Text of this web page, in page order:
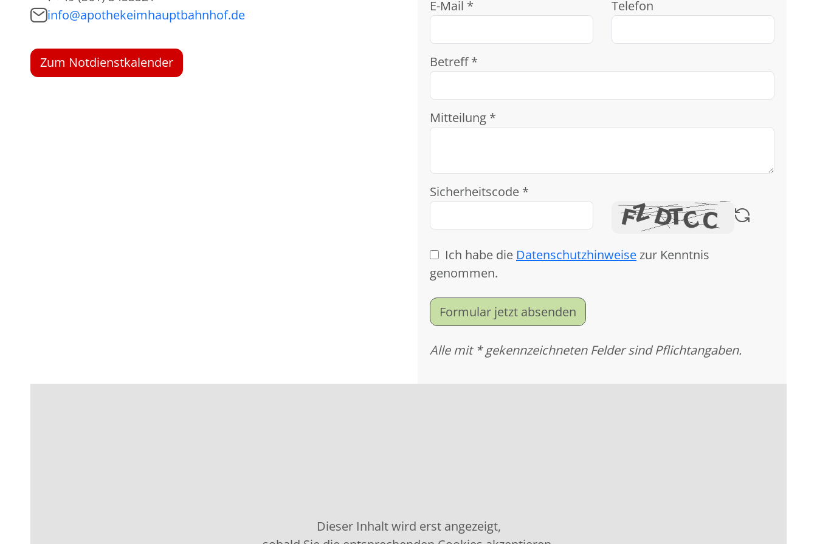
info@apothekeimhauptbahnhof.de
Zum Notdienstkalender
E-Mail * Telefon
Betreff *
Mitteilung *
Sicherheitscode *
Ich habe die Datenschutzhinweisezur Kenntnis
genommen.
Formular jetzt absenden
Alle mit * gekennzeichneten Felder sind Pflichtangaben.
Dieser Inhalt wird erst angezeigt,